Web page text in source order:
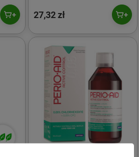
27,32 zł